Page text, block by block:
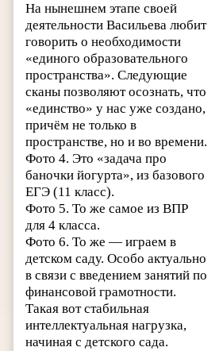
На нынешнем этапе своей
деятельности Васильева любит
говорить о необходимости
«единого образовательного
пространства». Следующие
сканы позволяют осознать, что
«единство» у нас уже создано,
причём не только в
пространстве, но и во времени.
Фото 4. Это «задача про
баночки йогурта», из базового
ЕГЭ (11 класс).
Фото 5. То же самое из ВПР
для 4 класса.
Фото 6. То же — играем в
детском саду. Особо актуально
в связи с введением занятий по
финансовой грамотности.
Такая вот стабильная
интеллектуальная нагрузка,
начиная с детского сада.